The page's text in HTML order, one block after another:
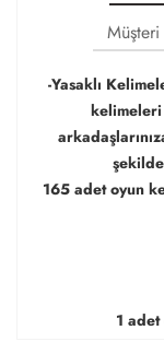
Müşteri
-Yasaklı
165 adet oyun
1